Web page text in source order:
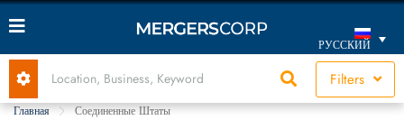
РУССКИЙ
Filters
Главная Соединенные Штаты